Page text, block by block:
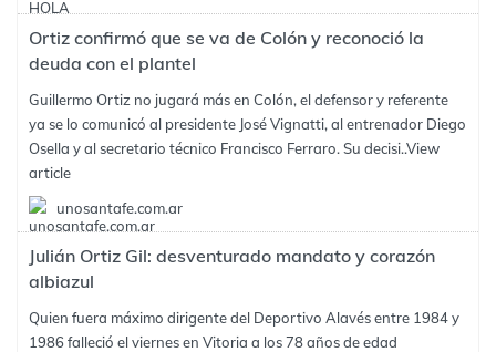
Ortiz confirmó que se va de Colón y reconoció la
deuda con el plantel
Guillermo Ortiz no jugará más en Colón, el defensor y referente
ya se lo comunicó al presidente José Vignatti, al entrenador Diego
Osella y al secretario técnico Francisco Ferraro. Su decisi..View
article
unosantafe.com.ar
Julián Ortiz Gil: desventurado mandato y corazón
albiazul
Quien fuera máximo dirigente del Deportivo Alavés entre 1984 y
1986 falleció el viernes en Vitoria a los 78 años de edad